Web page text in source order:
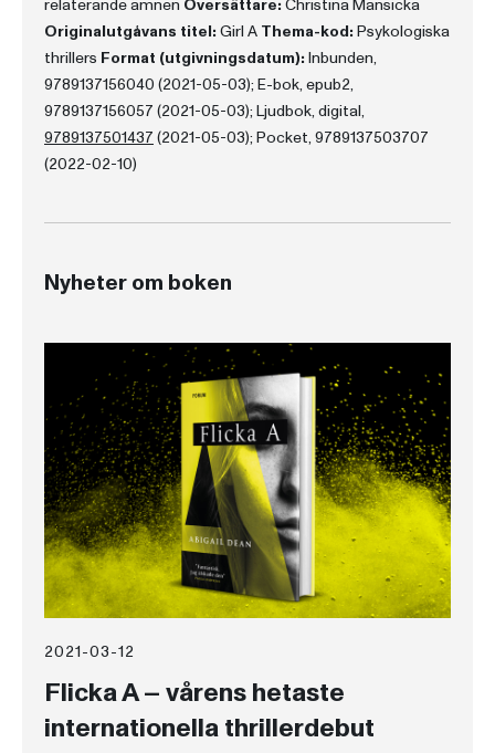
relaterande ämnen Översättare: Christina Mansicka
Originalutgåvans titel: Girl A Thema-kod: Psykologiska
thrillers Format (utgivningsdatum): Inbunden,
9789137156040 (2021-05-03); E-bok, epub2,
9789137156057 (2021-05-03); Ljudbok, digital,
9789137501437 (2021-05-03); Pocket, 9789137503707
(2022-02-10)
Nyheter om boken
2021-03-12
Flicka A – vårens hetaste
internationella thrillerdebut